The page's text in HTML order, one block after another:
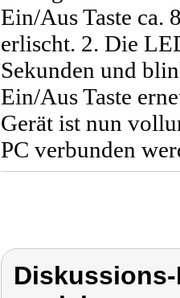
Ein/Aus Taste ca.
erlischt. 2. Die
Sekunden und
Ein/Aus Taste
Gerät ist nun
PC verbunden